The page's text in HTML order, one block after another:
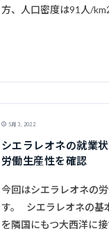
方、人口密度は91人/
5月 3, 2022
シエラレオネの就業
労働生産性を確認
今回はシエラレオネの
す。 シエラレオネの基
を隣国にもつ大西洋に